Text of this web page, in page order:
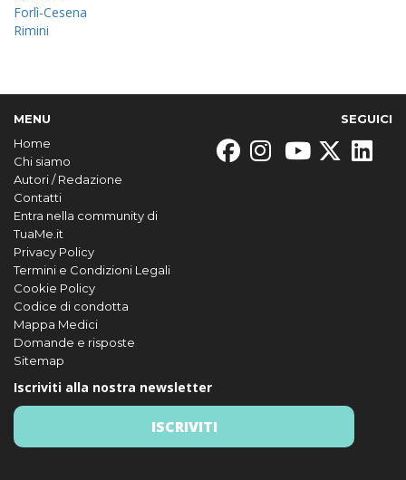
Forlì-Cesena
Rimini
MENU
Home
Chi siamo
Autori / Redazione
Contatti
Entra nella community di
TuaMe.it
Privacy Policy
Termini e Condizioni Legali
Cookie Policy
Codice di condotta
Mappa Medici
Domande e risposte
Sitemap
SEGUICI
Iscriviti alla nostra newsletter
ISCRIVITI